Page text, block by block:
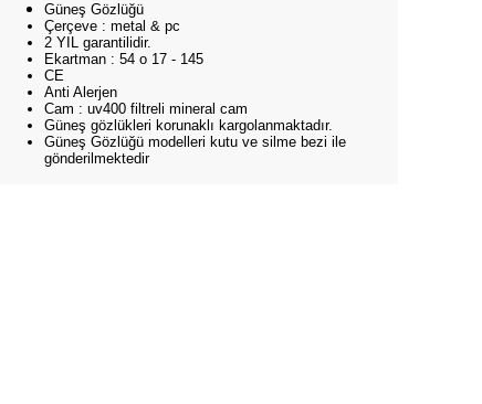
Güneş Gözlüğü
Çerçeve : metal & pc
2 YIL garantilidir.
Ekartman : 54 o 17 - 145
CE
Anti Alerjen
Cam : uv400 filtreli mineral cam
Güneş gözlükleri korunaklı kargolanmaktadır.
Güneş Gözlüğü modelleri kutu ve silme bezi ile
gönderilmektedir